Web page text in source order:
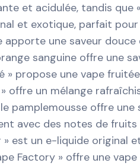
et acidulée, tandis que
et exotique, parfait
apporte une saveur
sanguine offre une
» propose une vape
offre un mélange
pamplemousse offre
avec des notes de fruits
» est un e-liquide original
Factory » offre une